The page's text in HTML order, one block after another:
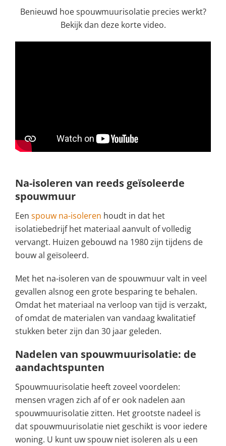
Benieuwd hoe spouwmuurisolatie precies werkt?
Bekijk dan deze korte video.
Na-isoleren van reeds geïsoleerde
spouwmuur
Een spouw na-isoleren houdt in dat het
isolatiebedrijf het materiaal aanvult of volledig
vervangt. Huizen gebouwd na 1980 zijn tijdens de
bouw al geïsoleerd.
Met het na-isoleren van de spouwmuur valt in veel
gevallen alsnog een grote besparing te behalen.
Omdat het materiaal na verloop van tijd is verzakt,
of omdat de materialen van vandaag kwalitatief
stukken beter zijn dan 30 jaar geleden.
Nadelen van spouwmuurisolatie: de
aandachtspunten
Spouwmuurisolatie heeft zoveel voordelen:
mensen vragen zich af of er ook nadelen aan
spouwmuurisolatie zitten. Het grootste nadeel is
dat spouwmuurisolatie niet geschikt is voor iedere
woning. U kunt uw spouw niet isoleren als u een